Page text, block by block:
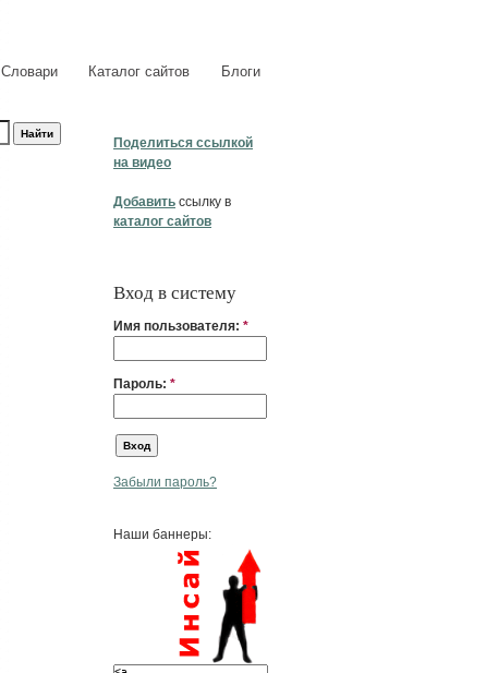
Словари Каталог сайтов Блоги
Поделиться ссылкой
на видео
Добавить ссылку в
каталог сайтов
Вход в систему
Имя пользователя: *
Пароль: *
Забыли пароль?
Наши баннеры: